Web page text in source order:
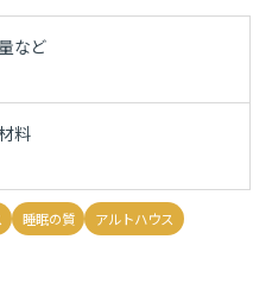
など
料
睡眠の質 アルトハウス